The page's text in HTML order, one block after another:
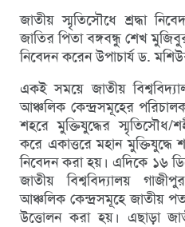
জাতীয় স্মৃতিসৌধে শ্রদ্ধা
জাতির পিতা বঙ্গবন্ধু শেখ
নিবেদন করেন উপাচার্য ড.
একই সময়ে জাতীয়
আঞ্চলিক কেন্দ্রসমূহের
শহরে মুক্তিযুদ্ধের স্মৃতিসৌধ/
করে একাত্তরে মহান মুক্তিযুদ্ধে
নিবেদন করা হয়। এদিকে ১৬
জাতীয় বিশ্ববিদ্যালয়
আঞ্চলিক কেন্দ্রসমূহে জাতীয়
উত্তোলন করা হয়। এছাড়া